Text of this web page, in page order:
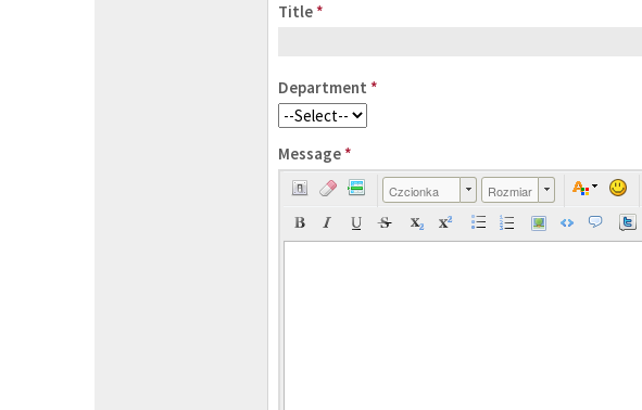
Title *
Department *
Message *
Czcionka Rozmiar